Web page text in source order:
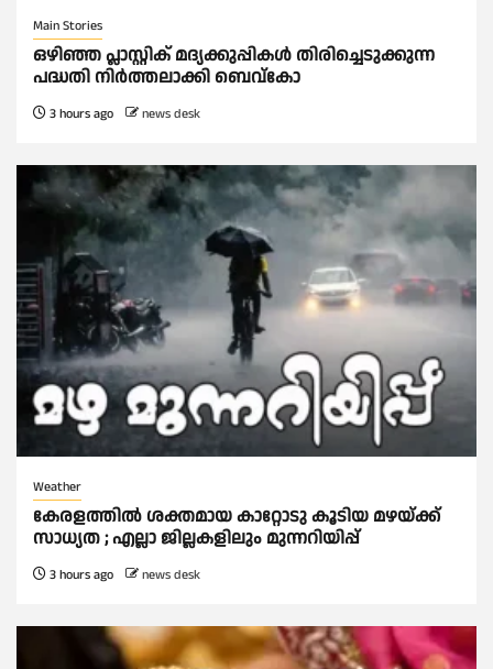
Main Stories
ഒഴിഞ്ഞ പ്ലാസ്റ്റിക് മദ്യക്കുപ്പികള്‍ തിരിച്ചെടുക്കുന്ന
പദ്ധതി നിര്‍ത്തലാക്കി ബെവ്കോ
3 hours ago news desk
Weather
കേരളത്തിൽ ശക്തമായ കാറ്റോടു കൂടിയ മഴയ്ക്ക്
സാധ്യത ; എല്ലാ ജില്ലകളിലും മുന്നറിയിപ്പ്
3 hours ago news desk